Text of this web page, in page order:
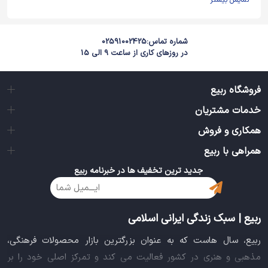
شماره تماس:02591002425
در روزهای کاری از ساعت 9 الی 15
فروشگاه ربیع
خدمات مشتریان
همکاری و فروش
همراهی با ربیع
جدید ترین تخفیف ها در خبرنامه ربیع
ربیع | سبک زندگی ایرانی اسلامی
ربیع، سال هاست که به عنوان بزرگترین بازار محصولات فرهنگی،
مذهبی و هنری در کشور فعالیت می کند و تمرکز اصلی خود را بر